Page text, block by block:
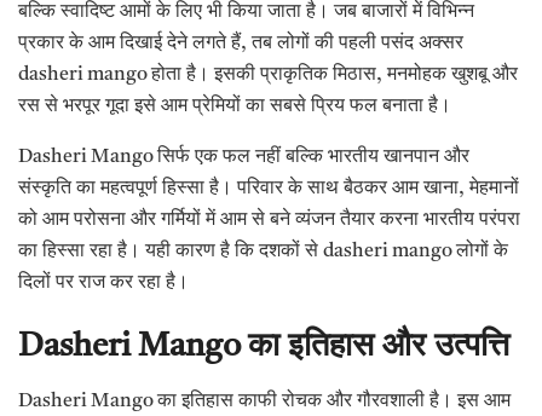
बल्कि स्वादिष्ट आमों के लिए भी किया जाता है। जब बाजारों में विभिन्न
प्रकार के आम दिखाई देने लगते हैं, तब लोगों की पहली पसंद अक्सर
dasheri mango होता है। इसकी प्राकृतिक मिठास, मनमोहक खुशबू और
रस से भरपूर गूदा इसे आम प्रेमियों का सबसे प्रिय फल बनाता है।
Dasheri Mango सिर्फ एक फल नहीं बल्कि भारतीय खानपान और
संस्कृति का महत्वपूर्ण हिस्सा है। परिवार के साथ बैठकर आम खाना, मेहमानों
को आम परोसना और गर्मियों में आम से बने व्यंजन तैयार करना भारतीय परंपरा
का हिस्सा रहा है। यही कारण है कि दशकों से dasheri mango लोगों के
दिलों पर राज कर रहा है।
Dasheri Mangoका इतिहास और उत्पत्ति
Dasheri Mango का इतिहास काफी रोचक और गौरवशाली है। इस आम